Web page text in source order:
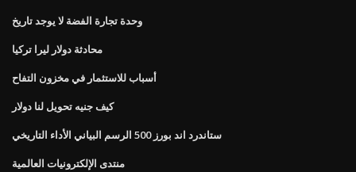
وحدة تجارة الفضة لا يوجد تاريخ
محادثة دولار ليرا تركيا
أسباب للاستثمار في مخزون التفاح
كيف جنيه تحويل لنا دولار
ستاندرد اند بورز 500 الرسم البياني الأداء التاريخي
منتدى الإلكترونيات العالمية